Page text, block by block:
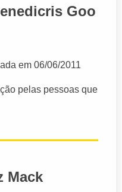
Goo
em 06/06/2011
pelas pessoas que
Mack